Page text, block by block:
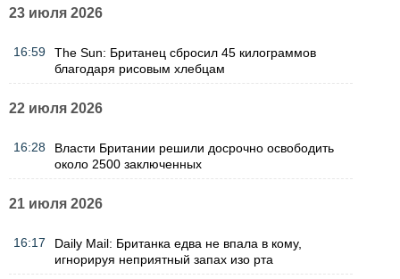
23 июля 2026
16:59
The Sun: Британец сбросил 45 килограммов
благодаря рисовым хлебцам
22 июля 2026
16:28
Власти Британии решили досрочно освободить
около 2500 заключенных
21 июля 2026
16:17
Daily Mail: Британка едва не впала в кому,
игнорируя неприятный запах изо рта